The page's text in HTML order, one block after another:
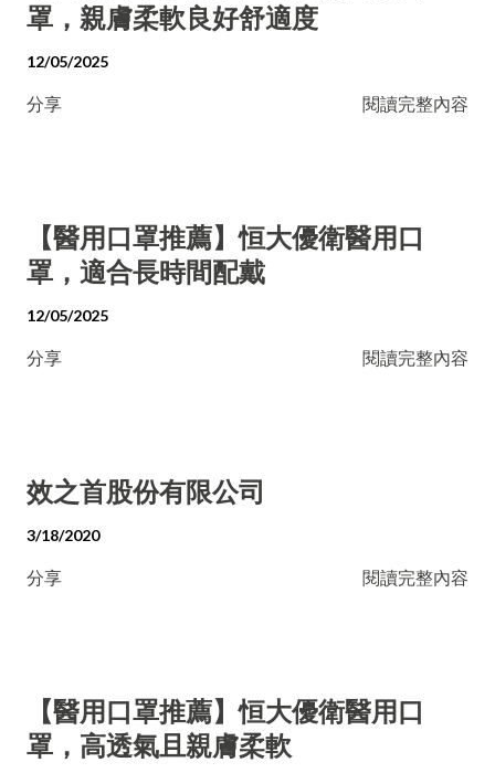
罩，親膚柔軟良好舒適度
12/05/2025
分享 閱讀完整內容
【醫用口罩推薦】恒大優衛醫用口
罩，適合長時間配戴
12/05/2025
分享 閱讀完整內容
效之首股份有限公司
3/18/2020
分享 閱讀完整內容
【醫用口罩推薦】恒大優衛醫用口
罩，高透氣且親膚柔軟